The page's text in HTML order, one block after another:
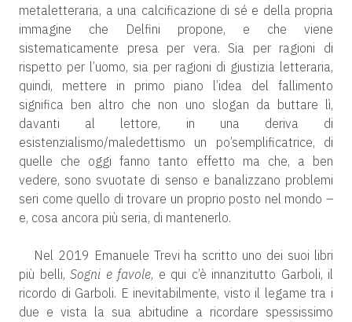
metaletteraria, a una calcificazione di sé e della propria
immagine che Delfini propone, e che viene
sistematicamente presa per vera. Sia per ragioni di
rispetto per l’uomo, sia per ragioni di giustizia letteraria,
quindi, mettere in primo piano l’idea del fallimento
significa ben altro che non uno slogan da buttare lì,
davanti al lettore, in una deriva di
esistenzialismo/maledettismo un po’semplificatrice, di
quelle che oggi fanno tanto effetto ma che, a ben
vedere, sono svuotate di senso e banalizzano problemi
seri come quello di trovare un proprio posto nel mondo –
e, cosa ancora più seria, di mantenerlo.
Nel 2019 Emanuele Trevi ha scritto uno dei suoi libri
più belli, Sogni e favole, e qui c’è innanzitutto Garboli, il
ricordo di Garboli. E inevitabilmente, visto il legame tra i
due e vista la sua abitudine a ricordare spessissimo